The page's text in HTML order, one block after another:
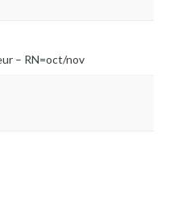
– RN=oct/nov